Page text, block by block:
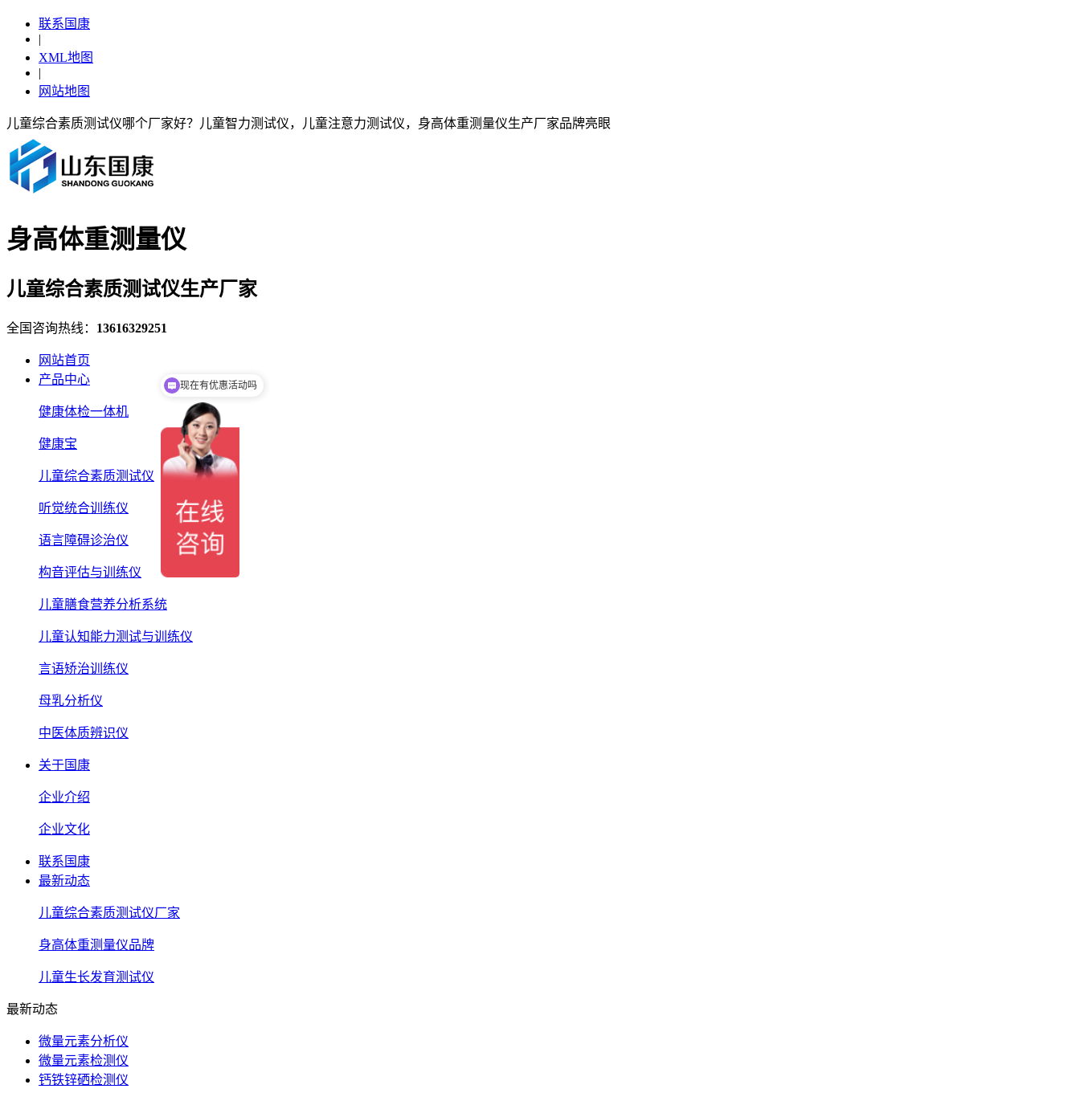
联系国康
|
XML地图
|
网站地图
儿童综合素质测试仪哪个厂家好？儿童智力测试仪，儿童注意力测试仪，身高体重测量仪生产厂家品牌亮眼
身高体重测量仪
儿童综合素质测试仪生产厂家
全国咨询热线： 13616329251
网站首页
产品中心
健康体检一体机
健康宝
儿童综合素质测试仪
听觉统合训练仪
语言障碍诊治仪
构音评估与训练仪
儿童膳食营养分析系统
儿童认知能力测试与训练仪
言语矫治训练仪
母乳分析仪
中医体质辨识仪
关于国康
企业介绍
企业文化
联系国康
最新动态
儿童综合素质测试仪厂家
身高体重测量仪品牌
儿童生长发育测试仪
最新动态
微量元素分析仪
微量元素检测仪
钙铁锌硒检测仪